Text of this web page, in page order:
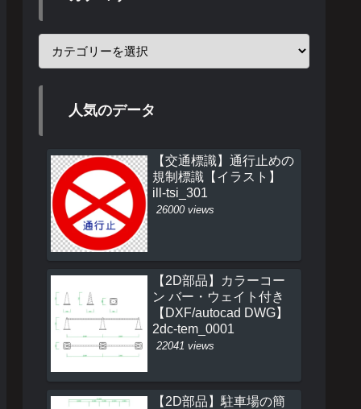
人気のデータ
【交通標識】通行止めの
規制標識【イラスト】
ill-tsi_301
26000 views
【2D部品】カラーコー
ン バー・ウェイト付き
【DXF/autocad DWG】
2dc-tem_0001
22041 views
【2D部品】駐車場の簡